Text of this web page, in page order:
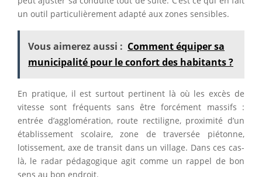
un outil particulièrement adapté aux zones sensibles.
Vous aimerez aussi : Comment équiper sa
municipalité pour le confort des habitants ?
En pratique, il est surtout pertinent là où les excès de
vitesse sont fréquents sans être forcément massifs :
entrée d’agglomération, route rectiligne, proximité d’un
établissement scolaire, zone de traversée piétonne,
lotissement, axe de transit dans un village. Dans ces cas-
là, le radar pédagogique agit comme un rappel de bon
sens au bon endroit.